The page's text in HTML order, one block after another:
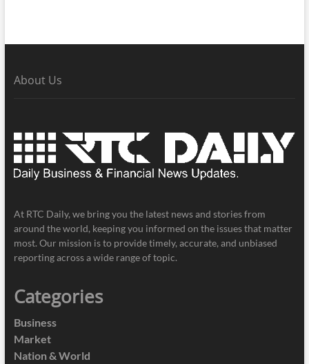
About Us
At RTC Daily, we bring you the latest news and stories from
around the world, keeping you informed on the issues that matter
most. Our mission is to provide timely, accurate, and unbiased
reporting across a wide range of topic.
Categories
Business
Market
Nation & World